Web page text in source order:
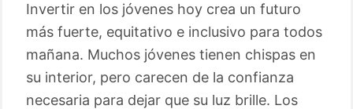
Invertir en los jóvenes hoy crea un futuro
más fuerte, equitativo e inclusivo para todos
mañana. Muchos jóvenes tienen chispas en
su interior, pero carecen de la confianza
necesaria para dejar que su luz brille. Los